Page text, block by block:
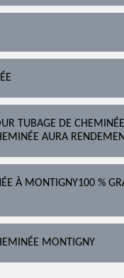
TUBAGE DE
AURA
À MONTIGNY100 %
MONTIGNY